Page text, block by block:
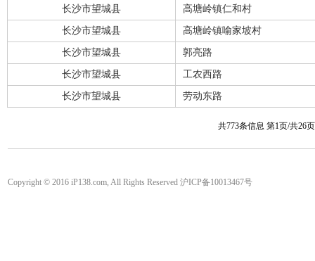
长沙市望城县 高塘岭镇仁和村
长沙市望城县 高塘岭镇喻家坡村
长沙市望城县 郭亮路
长沙市望城县 工农西路
长沙市望城县 劳动东路
共773条信息 第1页/共26
Copyright © 2016 iP138.com, All Rights Reserved 沪ICP备10013467号